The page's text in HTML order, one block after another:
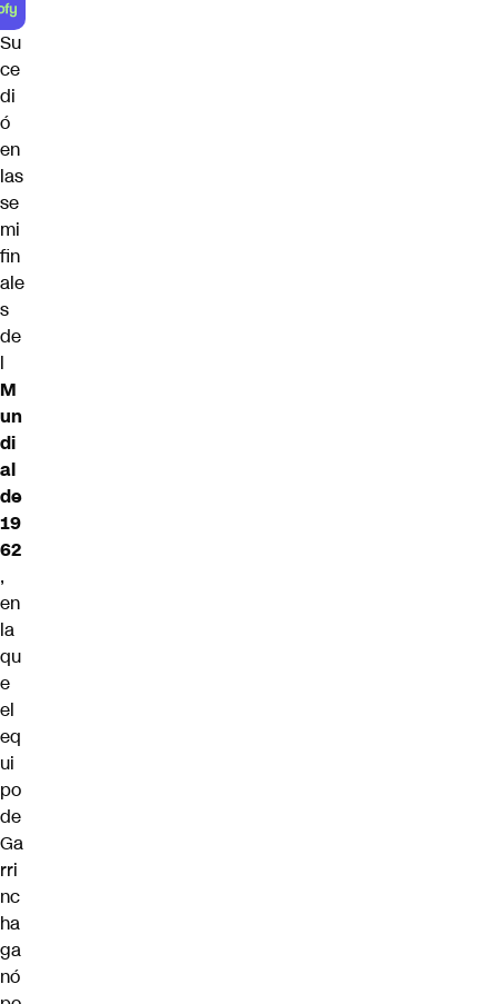
Su
ce
di
ó
en
las
se
mi
fin
ale
s
de
l
M
un
di
al
de
19
62
,
en
la
qu
e
el
eq
ui
po
de
Ga
rri
nc
ha
ga
nó